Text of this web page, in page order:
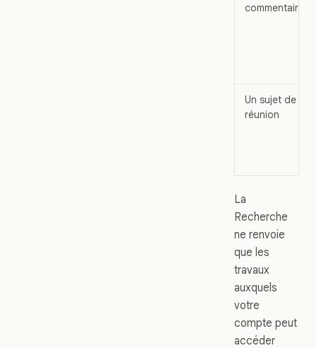
commentaire
Un sujet de
réunion
La
Recherche
ne renvoie
que les
travaux
auxquels
votre
compte peut
accéder